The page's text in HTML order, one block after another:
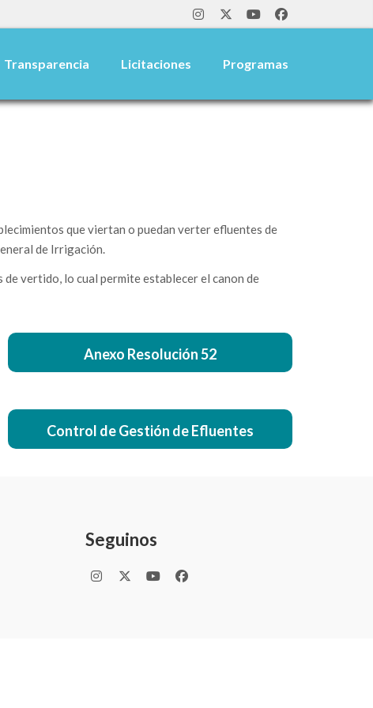
Transparencia Licitaciones Programas
que viertan o puedan verter efluentes de
de Irrigación.
vertido, lo cual permite establecer el canon de
Anexo Resolución 52
Control de Gestión de Efluentes
Seguinos